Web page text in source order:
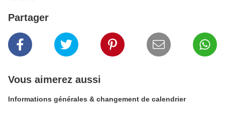
Partager
Vous aimerez aussi
Informations générales & changement de calendrier